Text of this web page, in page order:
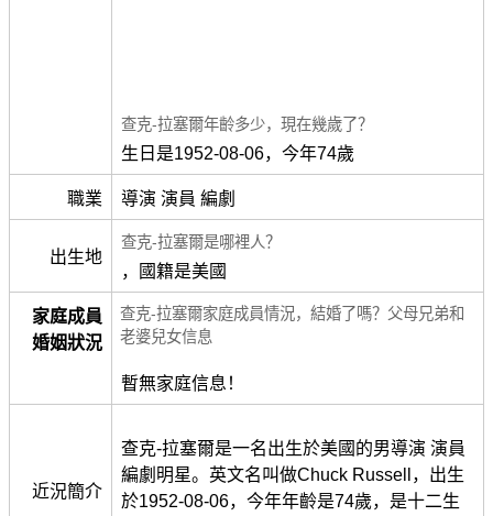
查克-拉塞爾年齡多少，現在幾歲了？
生日是1952-08-06，今年74歲
職業 導演 演員 編劇
出生地
查克-拉塞爾是哪裡人？
，國籍是美國
家庭成員
婚姻狀況
查克-拉塞爾家庭成員情況，結婚了嗎？父母兄弟和
老婆兒女信息
暫無家庭信息！
近況簡介
查克-拉塞爾是一名出生於美國的男導演 演員
編劇明星。英文名叫做Chuck Russell，出生
於1952-08-06，今年年齡是74歲，是十二生